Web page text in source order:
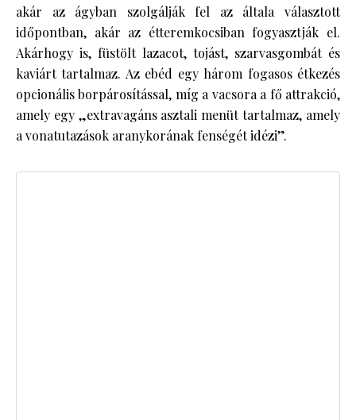
akár az ágyban szolgálják fel az általa választott
időpontban, akár az étteremkocsiban fogyasztják el.
Akárhogy is, füstölt lazacot, tojást, szarvasgombát és
kaviárt tartalmaz. Az ebéd egy három fogasos étkezés
opcionális borpárosítással, míg a vacsora a fő attrakció,
amely egy „extravagáns asztali menüt tartalmaz, amely
a vonatutazások aranykorának fenségét idézi”.